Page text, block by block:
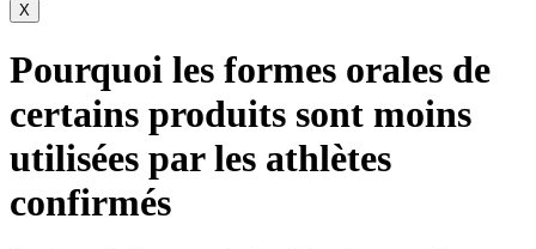
X
Pourquoi les formes orales de
certains produits sont moins
utilisées par les athlètes
confirmés